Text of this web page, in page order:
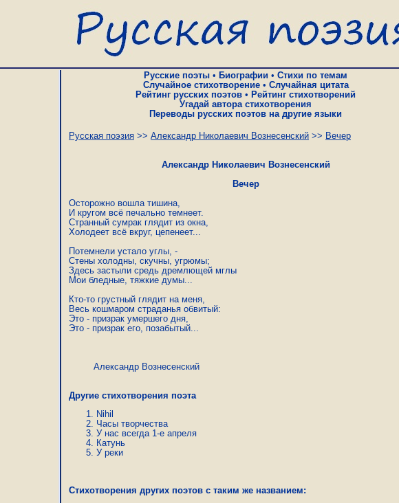
Русские поэты • Биографии • Стихи по темам
Случайное стихотворение• Случайная цитата
Рейтинг русских поэтов • Рейтинг стихотворений
Угадай автора стихотворения
Переводы русских поэтов на другие языки
Русская поэзия >> Александр Николаевич Вознесенский >> Вечер
Александр Николаевич Вознесенский
Вечер
Осторожно вошла тишина,
И кругом всё печально темнеет.
Странный сумрак глядит из окна,
Холодеет всё вкруг, цепенеет...
Потемнели устало углы, -
Стены холодны, скучны, угрюмы;
Здесь застыли средь дремлющей мглы
Мои бледные, тяжкие думы...
Кто-то грустный глядит на меня,
Весь кошмаром страданья обвитый:
Это - призрак умершего дня,
Это - призрак его, позабытый...
Александр Вознесенский
Другие стихотворения поэта
Nihil
Часы творчества
У нас всегда 1-е апреля
Катунь
У реки
Стихотворения других поэтов с таким же названием: